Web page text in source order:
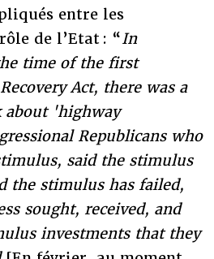
entre les
de l’Etat : “In
time of the first
Act, there was a
'highway
Republicans who
said the stimulus
the stimulus has failed,
sought, received, and
investments that they